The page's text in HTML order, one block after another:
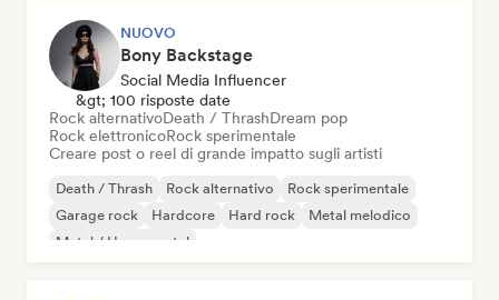
NUOVO
Bony Backstage
Social Media Influencer
&gt; 100 risposte date
Rock alternativoDeath / ThrashDream pop
Rock elettronicoRock sperimentale
Creare post o reel di grande impatto sugli artisti
Death / Thrash Rock alternativo
Rock sperimentale
Garage rock
Hardcore Hard rock
Metal melodico
Metal / Heavy metal